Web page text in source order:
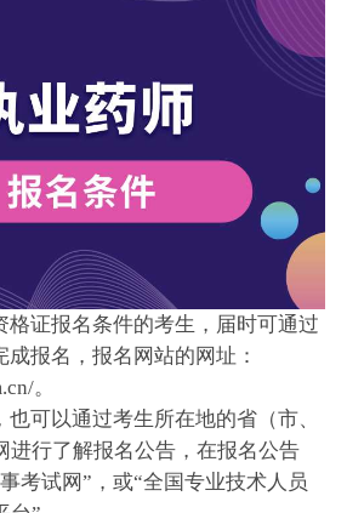
格证报名条件的考生，届时可通过
成报名，报名网站的网址：
。
可以通过考生所在地的省（市、
进行了解报名公告，在报名公告
考试网”，或“全国专业技术人员